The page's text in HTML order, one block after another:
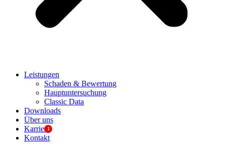
Leistungen
Schaden & Bewertung
Hauptuntersuchung
Classic Data
Downloads
Über uns
Karriere
Kontakt